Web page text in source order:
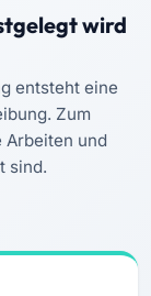
wird
entsteht eine
Zum
und
sind.